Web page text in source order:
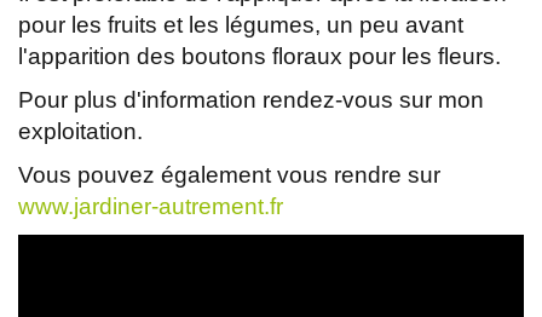
pour les fruits et les légumes, un peu avant
l'apparition des boutons floraux pour les fleurs.
Pour plus d'information rendez-vous sur mon
exploitation.
Vous pouvez également vous rendre sur
www.jardiner-autrement.fr